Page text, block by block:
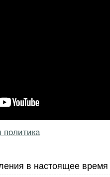
в настоящее